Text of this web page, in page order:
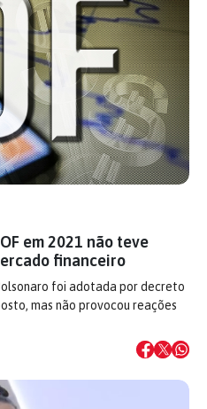
em 2021 não teve
financeiro
foi adotada por decreto
mas não provocou reações